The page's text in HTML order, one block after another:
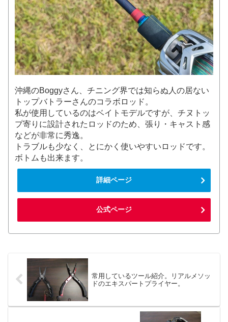
沖縄のBoggyさん、チニング界では知らぬ人の居ない
トップバトラーさんのコラボロッド。
私が使用しているのはベイトモデルですが、チヌトッ
プ寄りに設計されたロッドのため、張り・キャスト感
などが非常に秀逸。
トラブルも少なく、とにかく使いやすいロッドです。
ボトムも出来ます。
詳細ページ
公式ページ
常用しているツール紹介。リアルメソッ
ドのエキスパートプライヤー。